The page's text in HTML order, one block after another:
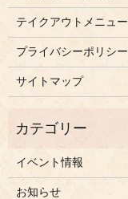
テイクアウトメニュー
プライバシーポリシー
サイトマップ
イベント情報
お知らせ